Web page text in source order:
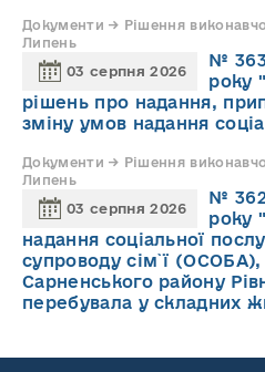
Документи → Рішення
Липень
03 серпня 2026
№ 363
року
рішень про надання,
зміну умов надання
Документи → Рішення
Липень
03 серпня 2026
№ 362
року
надання соціальної
супроводу cім`ї
Сарненського району
перебувала у складних